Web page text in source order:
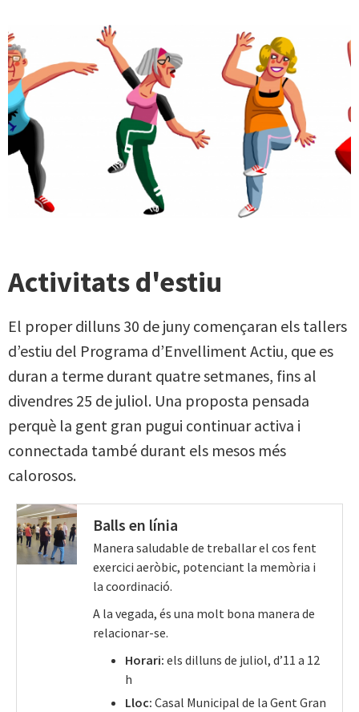
Activitats d'estiu
El proper dilluns 30 de juny començaran els tallers
d’estiu del Programa d’Envelliment Actiu, que es
duran a terme durant quatre setmanes, fins al
divendres 25 de juliol. Una proposta pensada
perquè la gent gran pugui continuar activa i
connectada també durant els mesos més
calorosos.
Balls en línia
Manera saludable de treballar el cos fent
exercici aeròbic, potenciant la memòria i
la coordinació.
A la vegada, és una molt bona manera de
relacionar-se.
Horari: els dilluns de juliol, d’11 a 12
h
Lloc: Casal Municipal de la Gent Gran